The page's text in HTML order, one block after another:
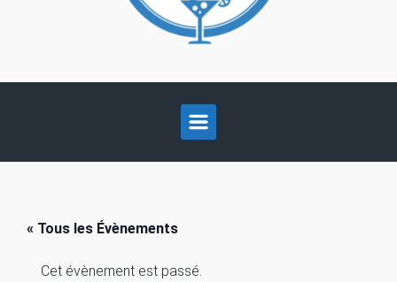
« Tous les Évènements
Cet évènement est passé.